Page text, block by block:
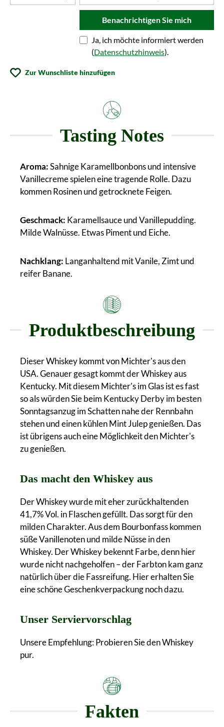
Benachrichtigen Sie mich
Ja, ich möchte informiert werden
(Datenschutzhinweis).
Zur Wunschliste hinzufügen
Tasting Notes
Aroma:Sahnige Karamellbonbons und intensive
Vanillecreme spielen eine tragende Rolle. Dazu
kommen Rosinen und getrocknete Feigen.
Geschmack: Karamellsauce und Vanillepudding.
Milde Walnüsse. Etwas Piment und Eiche.
Nachklang: Langanhaltend mit Vanile, Zimt und
reifer Banane.
Produktbeschreibung
Dieser Whiskey kommt von Michter's aus den
USA. Genauer gesagt kommt der Whiskey aus
Kentucky. Mit diesem Michter's im Glas ist es fast
so als würden Sie beim Kentucky Derby im besten
Sonntagsanzug im Schatten nahe der Rennbahn
stehen und einen kühlen Mint Julep genießen. Das
ist übrigens auch eine Möglichkeit den Michter's
zu genießen.
Das macht den Whiskey aus
Der Whiskey wurde mit eher zurückhaltenden
41,7% Vol. in Flaschen gefüllt. Das sorgt für den
milden Charakter. Aus dem Bourbonfass kommen
süße Vanillenoten und milde Nüsse in den
Whiskey. Der Whiskey bekennt Farbe, denn hier
wurde nicht nachgeholfen – der Farbton kam ganz
natürlich über die Fassreifung. Hier erhalten Sie
eine schöne Geschenkverpackung noch dazu.
Unser Serviervorschlag
Unsere Empfehlung: Probieren Sie den Whiskey
pur.
Fakten